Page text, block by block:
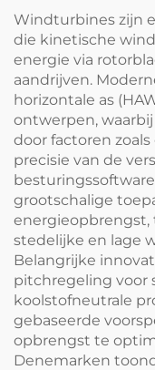
Windturbines zijn
die kinetische
energie via
aandrijven.
horizontale as
ontwerpen,
door factoren
precisie van de
grootschalige
energieopbrengst,
stedelijke en lage
Belangrijke
pitchregeling voor
koolstofneutrale
gebaseerde
opbrengst te
Denemarken